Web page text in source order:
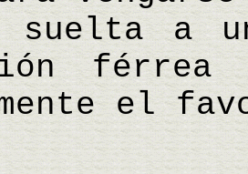
suelta a
férrea
el